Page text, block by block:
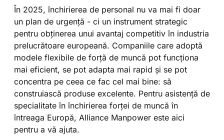
În 2025, închirierea de personal nu va mai fi doar
un plan de urgență - ci un instrument strategic
pentru obținerea unui avantaj competitiv în industria
prelucrătoare europeană. Companiile care adoptă
modele flexibile de forță de muncă pot funcționa
mai eficient, se pot adapta mai rapid și se pot
concentra pe ceea ce fac cel mai bine: să
construiască produse excelente. Pentru asistență de
specialitate în închirierea forței de muncă în
întreaga Europă, Alliance Manpower este aici
pentru a vă ajuta.